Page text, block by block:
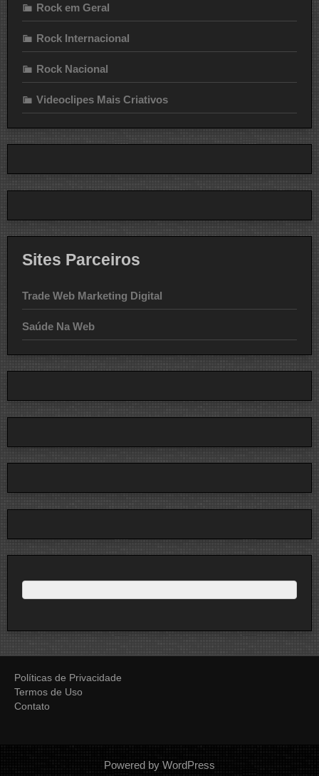
Rock em Geral
Rock Internacional
Rock Nacional
Videoclipes Mais Criativos
Sites Parceiros
Trade Web Marketing Digital
Saúde Na Web
Políticas de Privacidade
Termos de Uso
Contato
Powered by WordPress